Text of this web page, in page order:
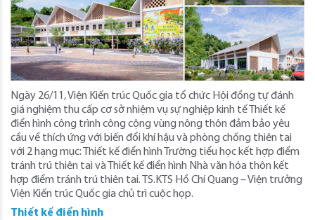
Ngày 26/11, Viện Kiến trúc Quốc gia tổ chức Hội đồng tự đánh
giá nghiệm thu cấp cơ sở nhiệm vụ sự nghiệp kinh tế Thiết kế
điển hình công trình công cộng vùng nông thôn đảm bảo yêu
cầu về thích ứng với biến đổi khí hậu và phòng chống thiên tai
với 2 hạng mục: Thiết kế điển hình Trường tiểu học kết hợp điểm
tránh trú thiên tai và Thiết kế điển hình Nhà văn hóa thôn kết
hợp điểm tránh trú thiên tai. TS.KTS Hồ Chí Quang – Viện trưởng
Viện Kiến trúc Quốc gia chủ trì cuộc họp.
Thiết kế điển hình